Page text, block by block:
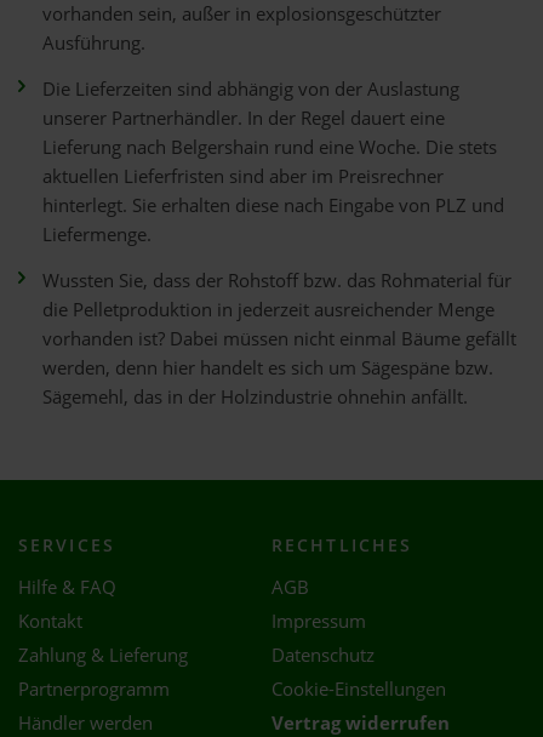
vorhanden sein, außer in explosionsgeschützter
Ausführung.
Die Lieferzeiten sind abhängig von der Auslastung
unserer Partnerhändler. In der Regel dauert eine
Lieferung nach Belgershain rund eine Woche. Die stets
aktuellen Lieferfristen sind aber im Preisrechner
hinterlegt. Sie erhalten diese nach Eingabe von PLZ und
Liefermenge.
Wussten Sie, dass der Rohstoff bzw. das Rohmaterial für
die Pelletproduktion in jederzeit ausreichender Menge
vorhanden ist? Dabei müssen nicht einmal Bäume gefällt
werden, denn hier handelt es sich um Sägespäne bzw.
Sägemehl, das in der Holzindustrie ohnehin anfällt.
SERVICES
Hilfe & FAQ
Kontakt
Zahlung & Lieferung
Partnerprogramm
Händler werden
RECHTLICHES
AGB
Impressum
Datenschutz
Cookie-Einstellungen
Vertrag widerrufen